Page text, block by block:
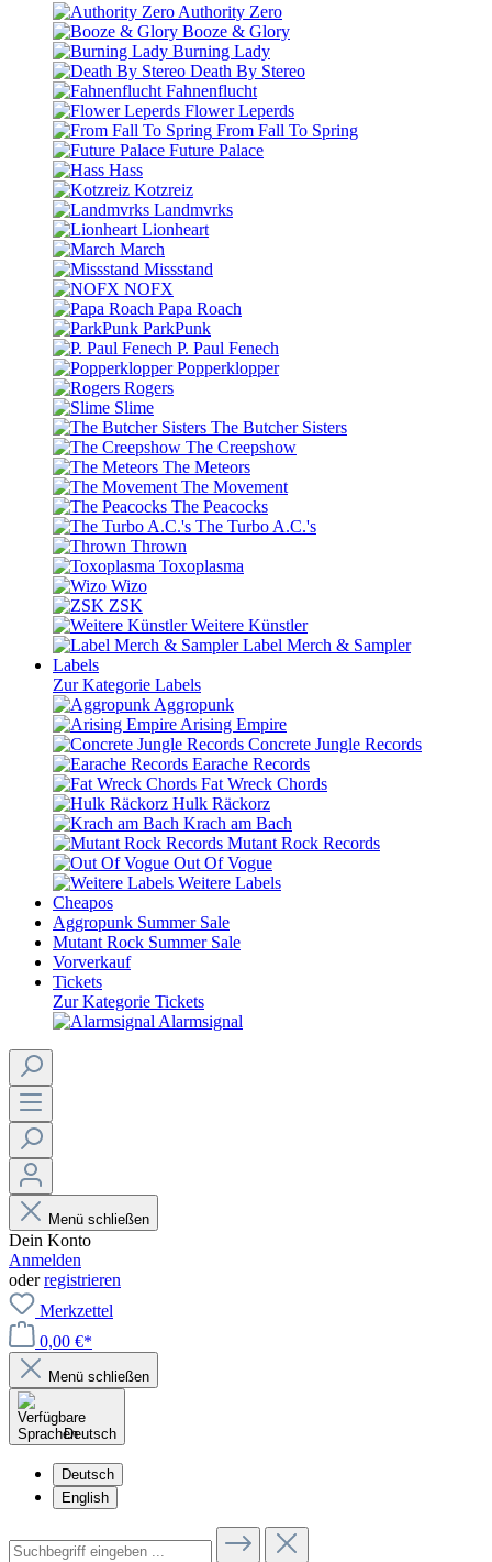
Authority Zero
Booze & Glory
Burning Lady
Death By Stereo
Fahnenflucht
Flower Leperds
From Fall To Spring
Future Palace
Hass
Kotzreiz
Landmvrks
Lionheart
March
Missstand
NOFX
Papa Roach
ParkPunk
P. Paul Fenech
Popperklopper
Rogers
Slime
The Butcher Sisters
The Creepshow
The Meteors
The Movement
The Peacocks
The Turbo A.C.'s
Thrown
Toxoplasma
Wizo
ZSK
Weitere Künstler
Label Merch & Sampler
Labels
Zur Kategorie Labels
Aggropunk
Arising Empire
Concrete Jungle Records
Earache Records
Fat Wreck Chords
Hulk Räckorz
Krach am Bach
Mutant Rock Records
Out Of Vogue
Weitere Labels
Cheapos
Aggropunk Summer Sale
Mutant Rock Summer Sale
Vorverkauf
Tickets
Zur Kategorie Tickets
Alarmsignal
Menü schließen
Dein Konto
Anmelden
oderregistrieren
Merkzettel
0,00 €*
Menü schließen
Deutsch
Deutsch
English